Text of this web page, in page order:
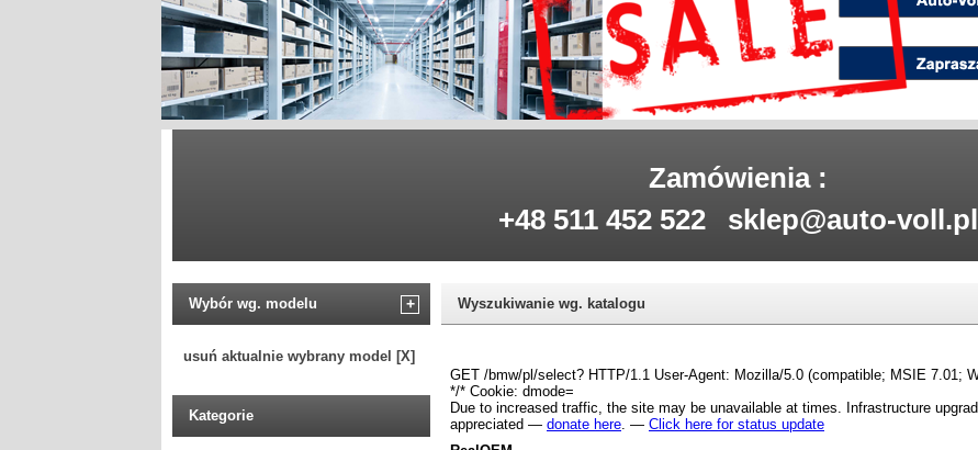
Zamówienia :
+48 511 452 522
sklep@auto-voll.pl
Wybór wg. modelu +
usuń aktualnie wybrany model [X]
Kategorie
Wyszukiwanie wg. katalogu